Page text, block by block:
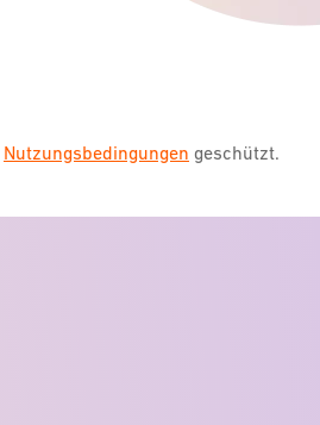
Nutzungsbedingungen geschützt.